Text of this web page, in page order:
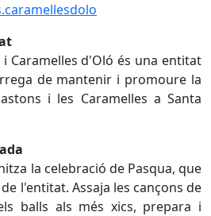
i Caramelles d'Oló és una entitat
de mantenir i promoure la
i les Caramelles a Santa
la celebració de Pasqua, que
l'entitat. Assaja les cançons de
balls als més xics, prepara i